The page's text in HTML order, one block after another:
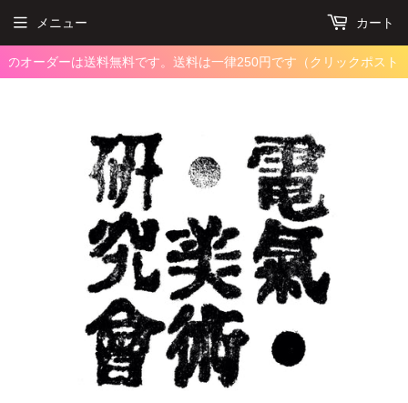
ーダーは送料無料です。送料は一律250円です（クリックポスト）
メニュー カート